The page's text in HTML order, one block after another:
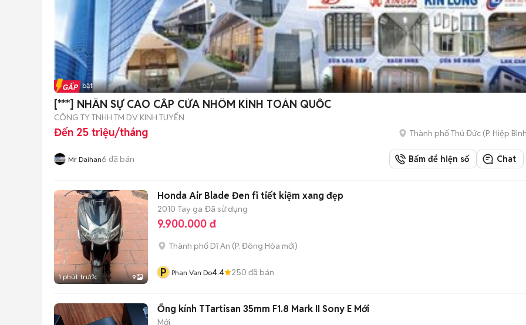
Tin nổi bật
[***] NHÂN SỰ CAO CẤP CỬA NHÔM KÍNH TOÀN QUỐC
CÔNG TY TNHH TM DV KINH TUYẾN
Đến 25 triệu/tháng Thành phố Thủ Đức (P. Hiệp
Mr Daihan6 đã bán Bấm để hiện số Chat
1 phút trước 9
Honda Air Blade Đen fi tiết kiệm xang đẹp
2010 Tay ga Đã sử dụng
9.900.000 đ
Thành phố Dĩ An (P. Đông Hòa mới)
P Phan Van Do4.4 250 đã bán
Ống kính TTartisan 35mm F1.8 Mark II Sony E Mới
Mới